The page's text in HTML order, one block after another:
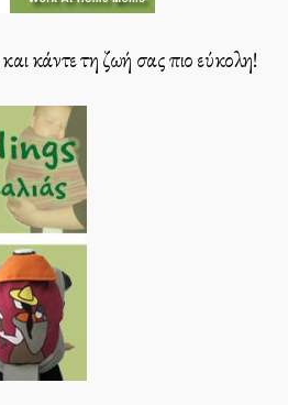
κάντε τη ζωή σας πιο εύκολη!